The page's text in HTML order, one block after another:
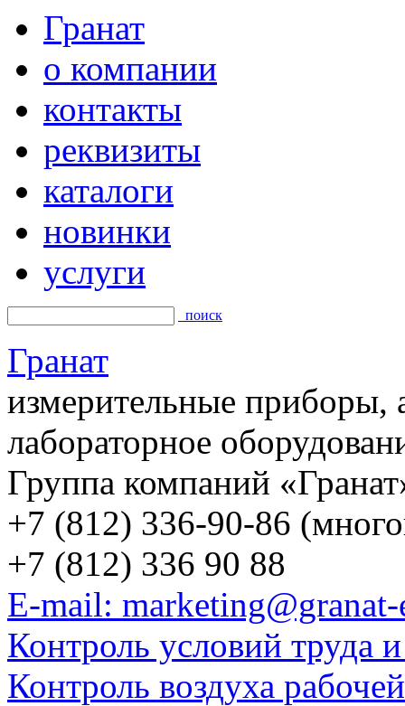
Гранат
о компании
контакты
реквизиты
каталоги
новинки
услуги
поиск
Гранат
измерительные приборы,
лабораторное
Группа компаний
+7 (812) 336-90-86
+7 (812) 336 90 88
E-mail:
Контроль условий труда
Контроль воздуха